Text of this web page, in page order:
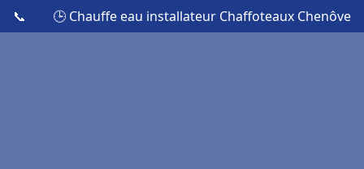
📞 🕒 Chauffe eau installateur Chaffoteaux Chenôve